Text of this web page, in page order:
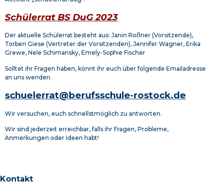
Schülerrat BS DuG 2023
Der aktuelle Schülerrat besteht aus: Janin Roßner (Vorsitzende),
Torben Giese (Vertreter der Vorsitzenden), Jennifer Wagner, Erika
Grewe, Nele Schimansky, Emely-Sophie Fischer
Solltet ihr Fragen haben, könnt ihr euch über folgende Emailadresse
an uns wenden.
schuelerrat@berufsschule-rostock.de
Wir versuchen, euch schnellstmöglich zu antworten.
Wir sind jederzeit erreichbar, falls ihr Fragen, Probleme,
Anmerkungen oder Ideen habt!
Kontakt